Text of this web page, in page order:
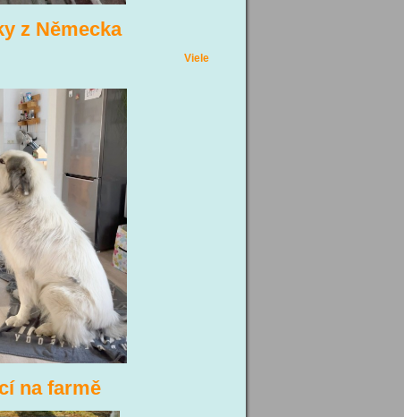
z Německa
wir euch auch. Viele
na farmě